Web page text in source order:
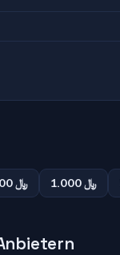
500 ﷼ 1.000 ﷼